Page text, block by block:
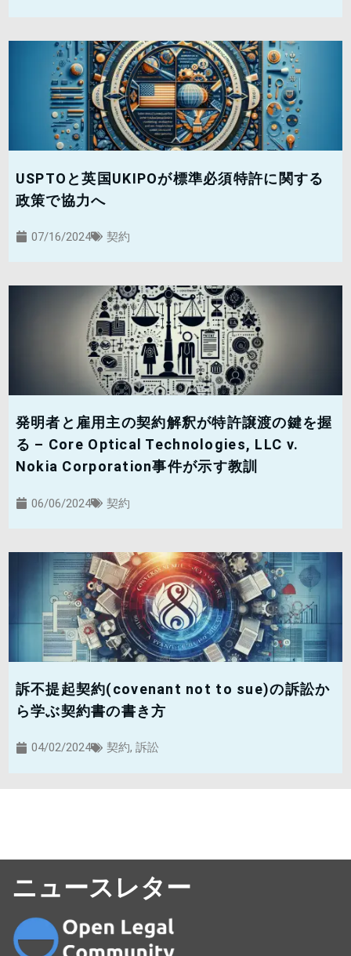
USPTOと英国UKIPOが標準必須特許に関する
政策で協力へ
07/16/2024 契約
発明者と雇用主の契約解釈が特許譲渡の鍵を握
る – Core Optical Technologies, LLC v.
Nokia Corporation事件が示す教訓
06/06/2024 契約
訴不提起契約(covenant not to sue)の訴訟か
ら学ぶ契約書の書き方
04/02/2024 契約, 訴訟
ニュースレター